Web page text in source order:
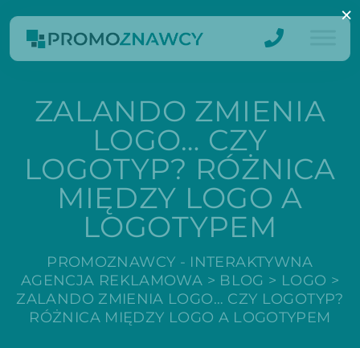
ZALANDO ZMIENIA
LOGO… CZY
LOGOTYP? RÓŻNICA
MIĘDZY LOGO A
LOGOTYPEM
PROMOZNAWCY - INTERAKTYWNA
AGENCJA REKLAMOWA > BLOG > LOGO >
ZALANDO ZMIENIA LOGO… CZY LOGOTYP?
RÓŻNICA MIĘDZY LOGO A LOGOTYPEM
×